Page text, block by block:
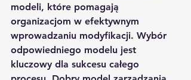
modeli, które pomagają
organizacjom w efektywnym
wprowadzaniu modyfikacji. Wybór
odpowiedniego modelu jest
kluczowy dla sukcesu całego